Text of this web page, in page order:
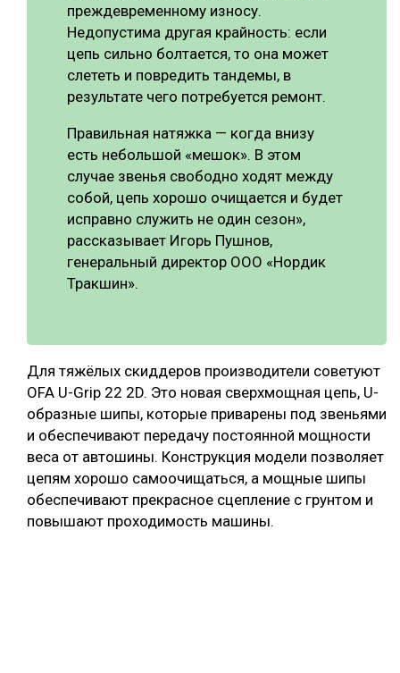
преждевременному износу.
Недопустима другая крайность: если
цепь сильно болтается, то она может
слететь и повредить тандемы, в
результате чего потребуется ремонт.
Правильная натяжка — когда внизу
есть небольшой «мешок». В этом
случае звенья свободно ходят между
собой, цепь хорошо очищается и будет
исправно служить не один сезон»,
рассказывает Игорь Пушнов,
генеральный директор ООО «Нордик
Тракшин».
Для тяжёлых скиддеров производители советуют
OFA U-Grip 22 2D. Это новая сверхмощная цепь, U-
образные шипы, которые приварены под звеньями
и обеспечивают передачу постоянной мощности
веса от автошины. Конструкция модели позволяет
цепям хорошо самоочищаться, а мощные шипы
обеспечивают прекрасное сцепление с грунтом и
повышают проходимость машины.